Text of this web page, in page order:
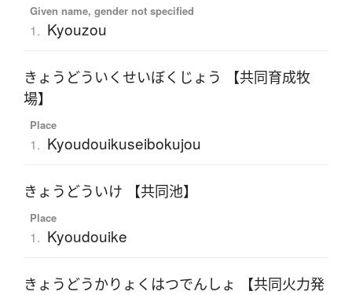
Given name, gender not specified
1. Kyouzou
きょうどういくせいぼくじょう 【共同育成牧
場】
Place
1. Kyoudouikuseibokujou
きょうどういけ 【共同池】
Place
1. Kyoudouike
きょうどうかりょくはつでんしょ 【共同火力発